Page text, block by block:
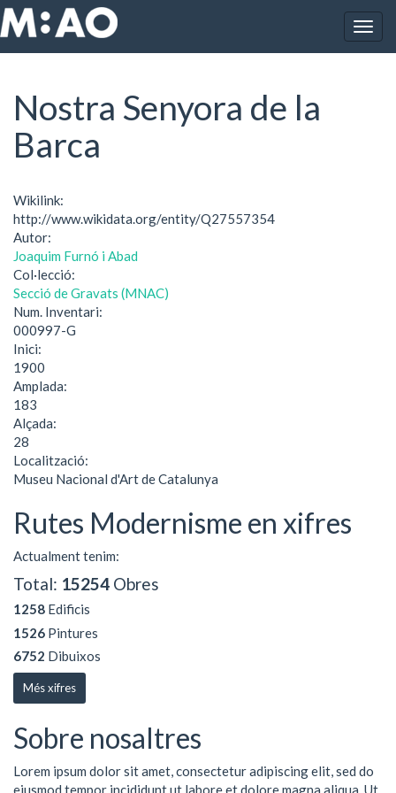
Vés al contingut
Inici Nostra Senyora de la Barca
Nostra Senyora de la
Barca
Wikilink:
http://www.wikidata.org/entity/Q27557354
Autor:
Joaquim Furnó i Abad
Col·lecció:
Secció de Gravats (MNAC)
Num. Inventari:
000997-G
Inici:
1900
Amplada:
183
Alçada:
28
Localització:
Museu Nacional d'Art de Catalunya
Rutes Modernisme en xifres
Actualment tenim:
Total: 15254 Obres
1258 Edificis
1526 Pintures
6752 Dibuixos
Més xifres
Sobre nosaltres
Lorem ipsum dolor sit amet, consectetur adipiscing elit, sed do
eiusmod tempor incididunt ut labore et dolore magna aliqua. Ut